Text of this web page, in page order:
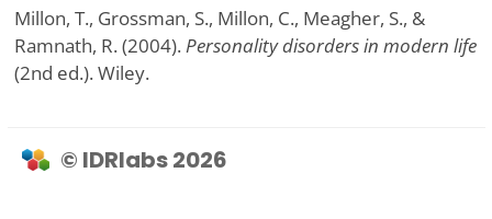
Millon, T., Grossman, S., Millon, C., Meagher, S., &
Ramnath, R. (2004). Personality disorders in modern life
(2nd ed.). Wiley.
© IDRlabs 2026